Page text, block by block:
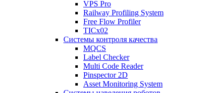
VPS Pro
Railway Profiling System
Free Flow Profiler
TICx02
Системы контроля качества
MQCS
Label Checker
Multi Code Reader
Pinspector 2D
Asset Monitoring System